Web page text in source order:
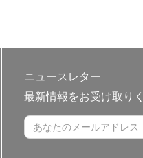
ニュースレター
最新情報をお受け取り